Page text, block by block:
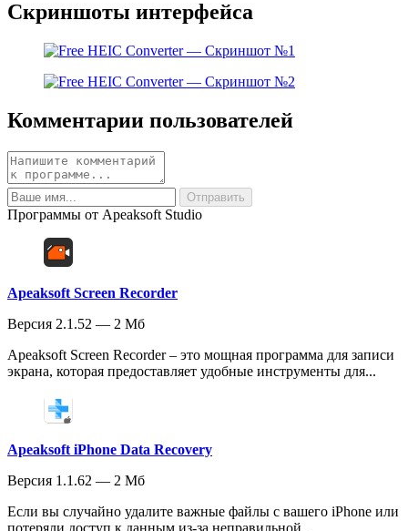
Скриншоты интерфейса
Комментарии пользователей
Программы от Apeaksoft Studio
Apeaksoft Screen Recorder
Версия 2.1.52 — 2 Мб
Apeaksoft Screen Recorder – это мощная программа для записи
экрана, которая предоставляет удобные инструменты для...
Apeaksoft iPhone Data Recovery
Версия 1.1.62 — 2 Мб
Если вы случайно удалите важные файлы с вашего iPhone или